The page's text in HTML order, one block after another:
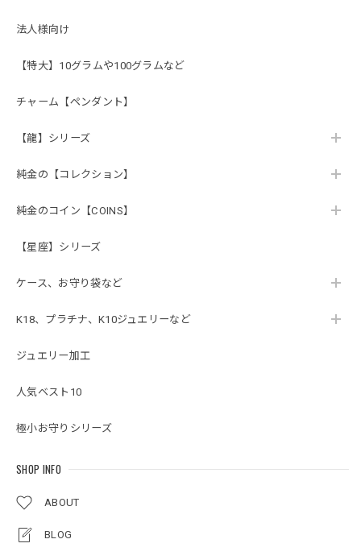
法人様向け
【特大】10グラムや100グラムなど
チャーム【ペンダント】
【龍】シリーズ
純金の【コレクション】
純金のコイン【COINS】
【星座】シリーズ
ケース、お守り袋など
K18、プラチナ、K10ジュエリーなど
ジュエリー加工
人気ベスト10
極小お守りシリーズ
SHOP INFO
ABOUT
BLOG